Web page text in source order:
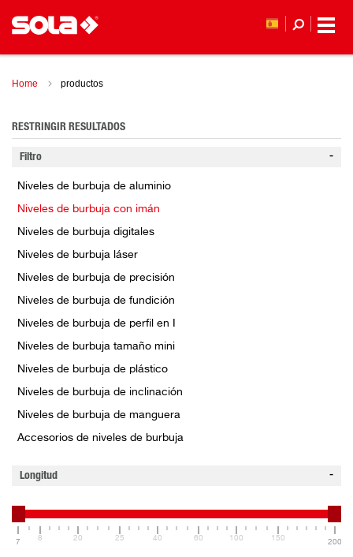
Home productos
RESTRINGIR RESULTADOS
Filtro
Niveles de burbuja de aluminio
Niveles de burbuja con imán
Niveles de burbuja digitales
Niveles de burbuja láser
Niveles de burbuja de precisión
Niveles de burbuja de fundición
Niveles de burbuja de perfil en I
Niveles de burbuja tamaño mini
Niveles de burbuja de plástico
Niveles de burbuja de inclinación
Niveles de burbuja de manguera
Accesorios de niveles de burbuja
Longitud
7 8 20 25 40 60 100 150 200